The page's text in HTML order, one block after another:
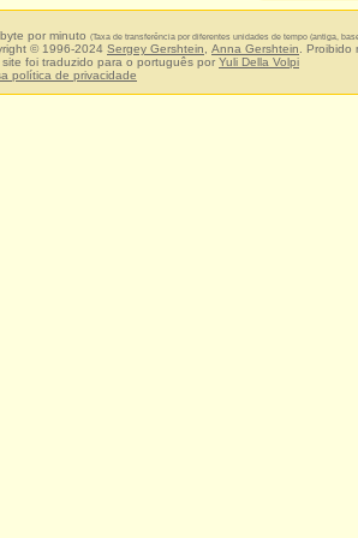
por minuto (Taxa de transferência por diferentes unidades de tempo (antiga,
© 1996-2024 Sergey Gershtein Anna Gershtein .
site foi traduzido para o português por Yuli Della Volpi
política de privacidade